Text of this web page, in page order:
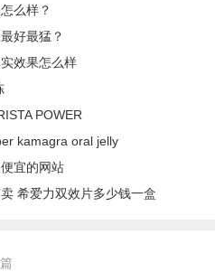
么样？
好最猛？
效果怎么样
POWER
kamagra oral jelly
宜的网站
希爱力双效片多少钱一盒